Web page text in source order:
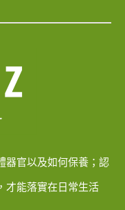
器官以及如何保養；認
才能落實在日常生活